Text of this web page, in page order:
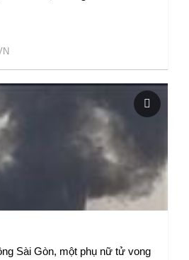
Sài Gòn, một phụ nữ tử vong